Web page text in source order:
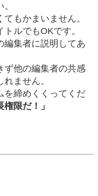
もかまいません。
ルでもOKです。
編集者に説明してあ
ず他の編集者の共感
ません。
を締めくくってくだ
権限だ！」